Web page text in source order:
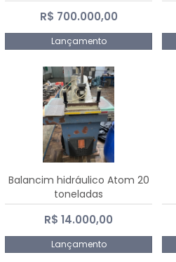
R$ 700.000,00
Lançamento
Balancim hidráulico Atom 20
toneladas
R$ 14.000,00
Lançamento